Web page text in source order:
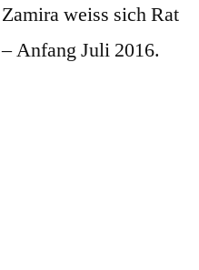
Zamira weiss sich Rat
– Anfang Juli 2016.